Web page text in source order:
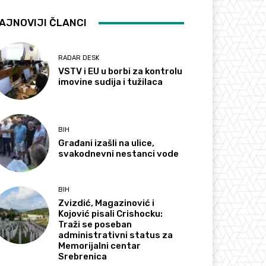
ČLANCI
RADAR DESK
VSTV i EU u borbi za kontrolu
imovine sudija i tužilaca
BIH
Građani izašli na ulice,
svakodnevni nestanci vode
BIH
Zvizdić, Magazinović i
Kojović pisali Crishocku:
Traži se poseban
administrativni status za
Memorijalni centar
Srebrenica